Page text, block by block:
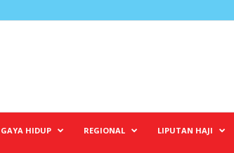
GAYA HIDUP REGIONAL LIPUTAN HAJI